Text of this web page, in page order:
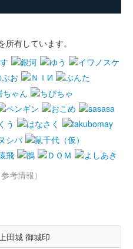
有しています。
考情報）
田城 御城印